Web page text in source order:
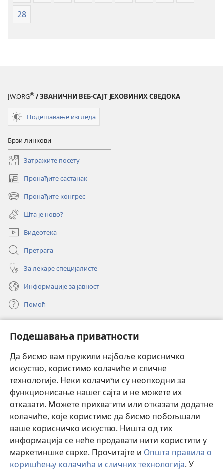
Подешавања приватности
Да бисмо вам пружили најбоље корисничко
искуство, користимо колачиће и сличне
технологије. Неки колачићи су неопходни за
функционисање нашег сајта и не можете их
отказати. Можете прихватити или отказати додатне
колачиће, које користимо да бисмо побољшали
ваше корисничко искуство. Ништа од тих
информација се неће продавати нити користити у
маркетиншке сврхе. Прочитајте и Општа правила о
коришћењу колачића и сличних технологија. У
28
JW.ORG® / ЗВАНИЧНИ ВЕБ-САЈТ ЈЕХОВИНИХ СВЕДОКА
Подешавање изгледа
Брзи линкови
Затражите посету
Пронађите састанак
(отвара
нови
прозор)
Пронађите конгрес
(отвара
нови
прозор)
Шта је ново?
Видеотека
Претрага
За лекаре специјалисте
Информације за јавност
Помоћ
(отвара
нови
прозор)ОНЛАЈН БИБЛИОТЕКА Watchtower
(отвара
нови
прозор)JW Hub®
(отвара
нови
прозор)JW Library
Watchtower Library ®